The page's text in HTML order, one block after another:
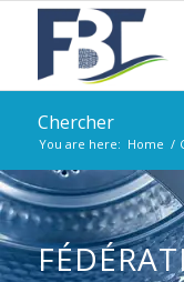
Chercher
You are here: Home /